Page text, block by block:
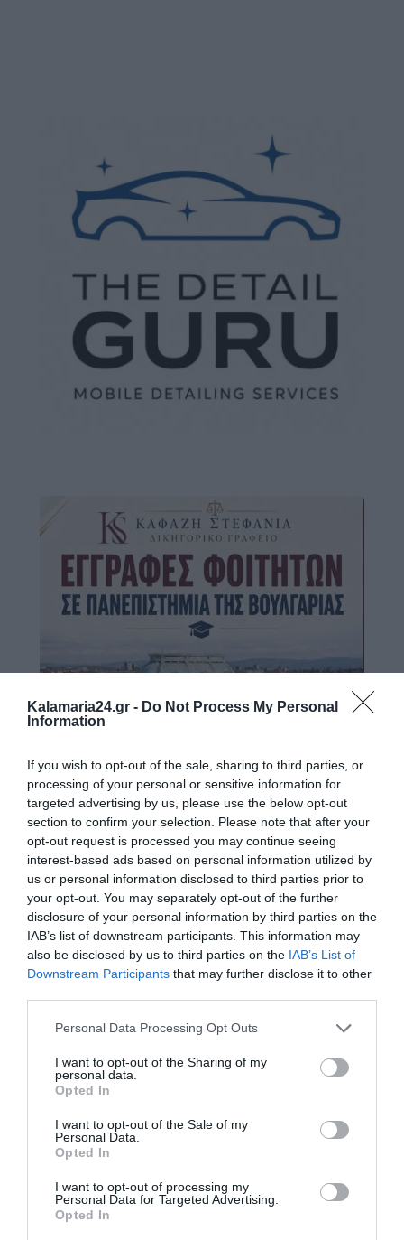
Kalamaria24.gr - Do Not Process My Personal
Information
If you wish to opt-out of the sale, sharing to third parties, or
processing of your personal or sensitive information for
targeted advertising by us, please use the below opt-out
section to confirm your selection. Please note that after your
opt-out request is processed you may continue seeing
interest-based ads based on personal information utilized by
us or personal information disclosed to third parties prior to
your opt-out. You may separately opt-out of the further
disclosure of your personal information by third parties on the
IAB’s list of downstream participants. This information may
also be disclosed by us to third parties on the IAB’s List of
Downstream Participants that may further disclose it to other
Personal Data Processing Opt Outs
I want to opt-out of the Sharing of my
personal data.
Opted In
I want to opt-out of the Sale of my
Personal Data.
Opted In
I want to opt-out of processing my
Personal Data for Targeted Advertising.
Opted In